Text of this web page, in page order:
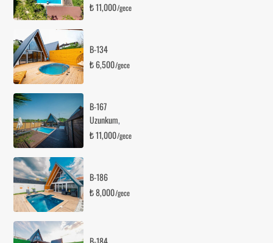
₺ 11,000/gece
B-134
₺ 6,500/gece
B-167
Uzunkum,
₺ 11,000/gece
B-186
₺ 8,000/gece